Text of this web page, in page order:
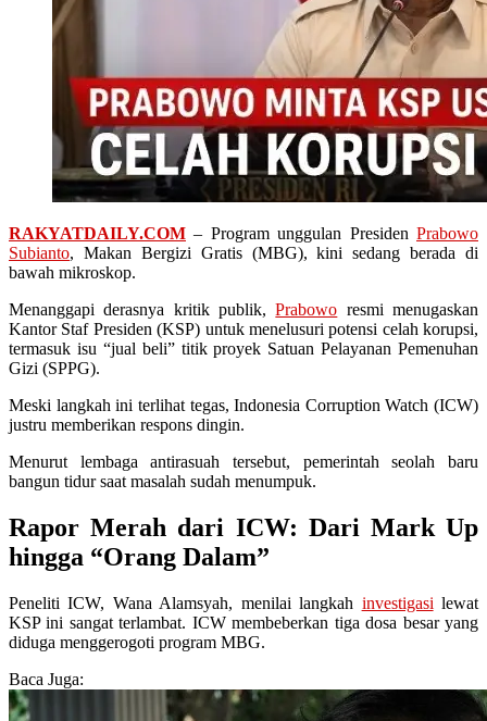
RAKYATDAILY.COM – Program unggulan Presiden Prabowo
Subianto, Makan Bergizi Gratis (MBG), kini sedang berada di
bawah mikroskop.
Menanggapi derasnya kritik publik,Prabowo resmi menugaskan
Kantor Staf Presiden (KSP) untuk menelusuri potensi celah korupsi,
termasuk isu “jual beli” titik proyek Satuan Pelayanan Pemenuhan
Gizi (SPPG).
Meski langkah ini terlihat tegas, Indonesia Corruption Watch (ICW)
justru memberikan respons dingin.
Menurut lembaga antirasuah tersebut, pemerintah seolah baru
bangun tidur saat masalah sudah menumpuk.
Rapor Merah dari ICW: Dari Mark Up
hingga “Orang Dalam”
Peneliti ICW, Wana Alamsyah, menilai langkah investigasi lewat
KSP ini sangat terlambat. ICW membeberkan tiga dosa besar yang
diduga menggerogoti program MBG.
Baca Juga: